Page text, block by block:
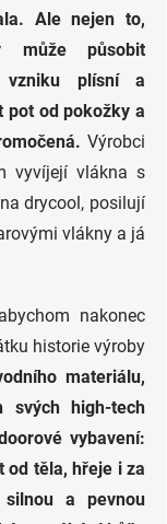
Ale nejen to,
může působit
vzniku plísní a
pot od pokožky a
Výrobci
vyvíjejí vlákna s
drycool, posilují
vlákny a já
nakonec
historie výroby
materiálu,
svých high-tech
vybavení:
od těla, hřeje i za
a pevnou